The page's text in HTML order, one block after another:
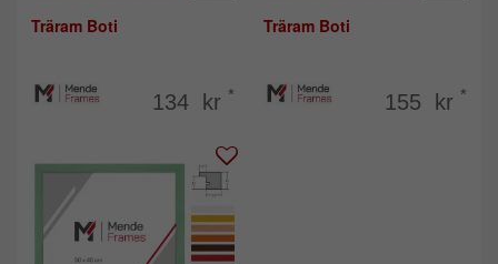
Träram Boti
134 kr *
Träram Boti
155 kr *